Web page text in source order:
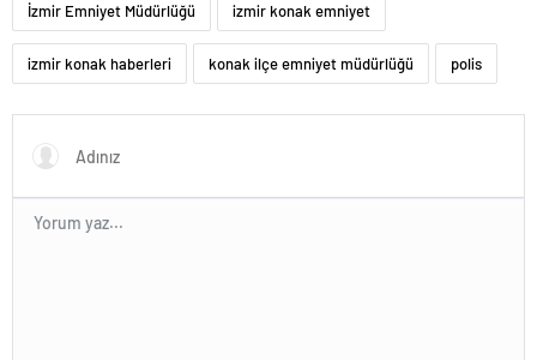
İzmir Emniyet Müdürlüğü izmir konak emniyet
izmir konak haberleri konak ilçe emniyet müdürlüğü polis